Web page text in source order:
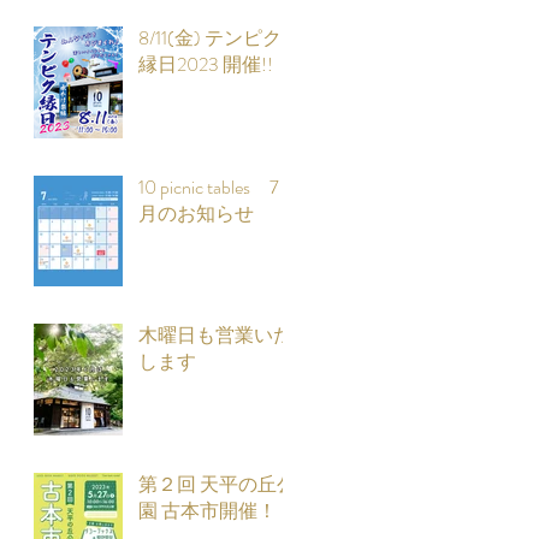
8/11(金) テンピク
縁日2023 開催!!
10 picnic tables 7
月のお知らせ
木曜日も営業いた
します
第２回 天平の丘公
園 古本市開催！